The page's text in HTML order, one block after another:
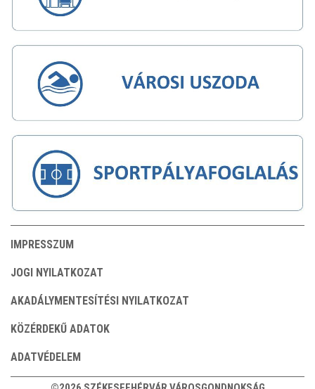
IMPRESSZUM
JOGI NYILATKOZAT
AKADÁLYMENTESÍTÉSI NYILATKOZAT
KÖZÉRDEKŰ ADATOK
ADATVÉDELEM